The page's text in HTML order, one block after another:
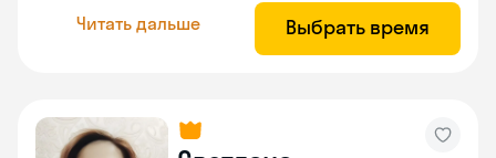
Читать дальше Выбрать время